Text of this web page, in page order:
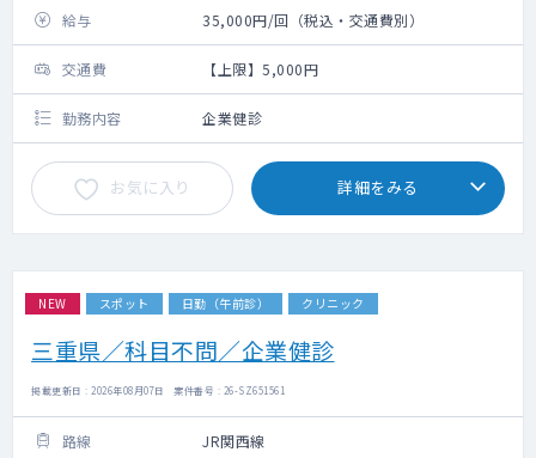
給与 35,000円/回（税込・交通費別）
交通費 【上限】5,000円
勤務内容 企業健診
お気に入り 詳細をみる
NEW スポット 日勤（午前診） クリニック
三重県／科目不問／企業健診
掲載更新日 : 2026年08月07日 案件番号 : 26-SZ651561
路線 JR関西線